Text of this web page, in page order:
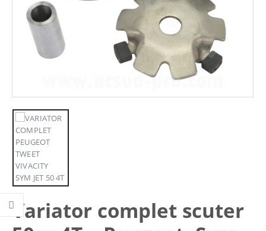
Variator complet scuter